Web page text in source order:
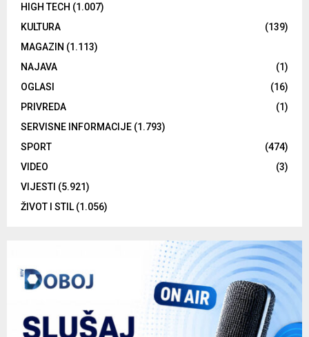
HIGH TECH (1.007)
KULTURA
(139)
MAGAZIN (1.113)
NAJAVA
(1)
OGLASI
(16)
PRIVREDA
(1)
SERVISNE INFORMACIJE (1.793)
SPORT
(474)
VIDEO
(3)
VIJESTI (5.921)
ŽIVOT I STIL (1.056)